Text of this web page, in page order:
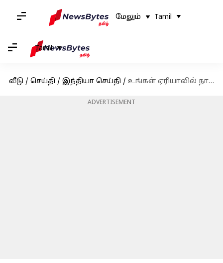
மேலும் Tamil
Tamil
வீடு / செய்தி / இந்தியா செய்தி / உங்கள் ஏரியாவில் நாளை (செப்டம்பர் 2) மின்தடை இருக்கிறதா என தெரிந்துகொள்ளுங்கள்
ADVERTISEMENT